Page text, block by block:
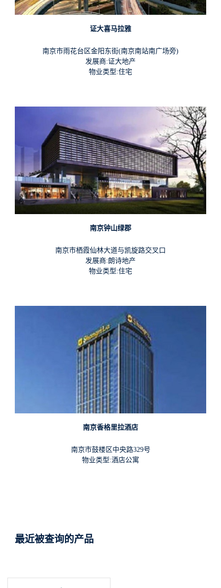
证大喜马拉雅
南京市雨花台区金阳东街(南京南站南广场旁)
发展商:证大地产
物业类型:住宅
南京钟山绿郡
南京市栖霞仙林大道与凯旋路交叉口
发展商:朗诗地产
物业类型:住宅
南京香格里拉酒店
南京市鼓楼区中央路329号
物业类型:酒店公寓
最近被查询的产品